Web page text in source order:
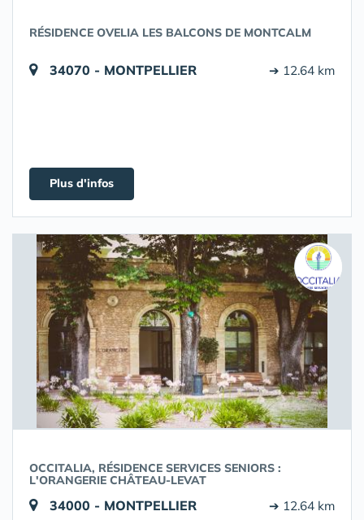
RÉSIDENCE OVELIA LES BALCONS DE MONTCALM
34070 - MONTPELLIER ➔ 12.64 km
Plus d'infos
OCCITALIA, RÉSIDENCE SERVICES SENIORS :
L'ORANGERIE CHÂTEAU-LEVAT
34000 - MONTPELLIER ➔ 12.64 km